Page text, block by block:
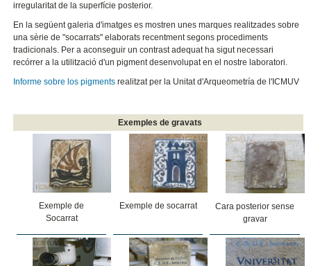
irregularitat de la superfície posterior.
En la següent galeria d'imatges es mostren unes marques realitzades sobre
una sèrie de "socarrats" elaborats recentment segons procediments
tradicionals. Per a aconseguir un contrast adequat ha sigut necessari
recórrer a la utilització d'un pigment desenvolupat en el nostre laboratori.
Informe sobre los pigments realitzat per la Unitat d'Arqueometría de l'ICMUV
Exemples de gravats
Exemple de
Socarrat
Exemple de socarrat
Cara posterior sense
gravar